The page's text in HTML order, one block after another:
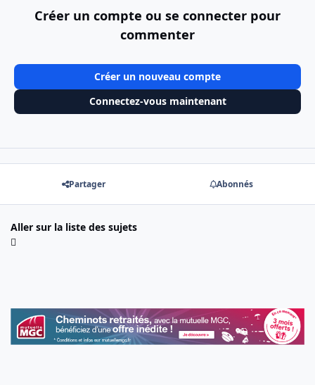
Créer un compte ou se connecter pour
commenter
Créer un nouveau compte
Connectez-vous maintenant
Partager Abonnés
Aller sur la liste des sujets